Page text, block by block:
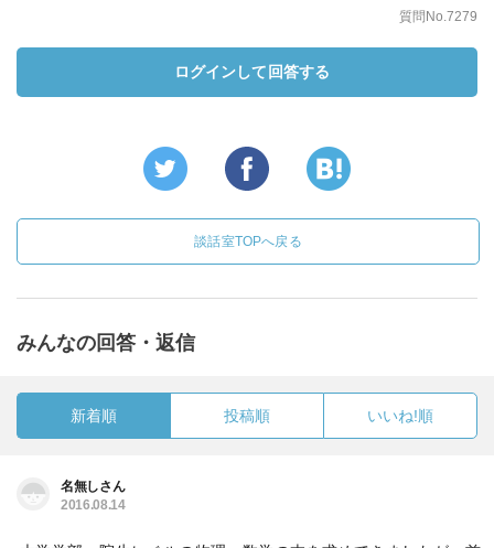
質問No.7279
ログインして回答する
談話室TOPへ戻る
みんなの回答・返信
新着順 投稿順 いいね!順
名無しさん
2016.08.14